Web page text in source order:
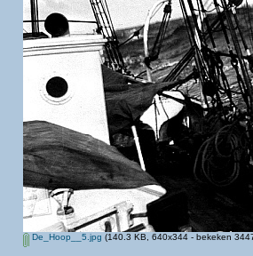
De_Hoop__5.jpg (140.3 KB, 640x344 - bekeken